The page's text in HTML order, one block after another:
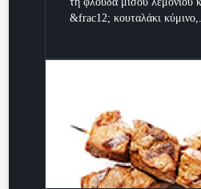
&frac12; κουταλάκι